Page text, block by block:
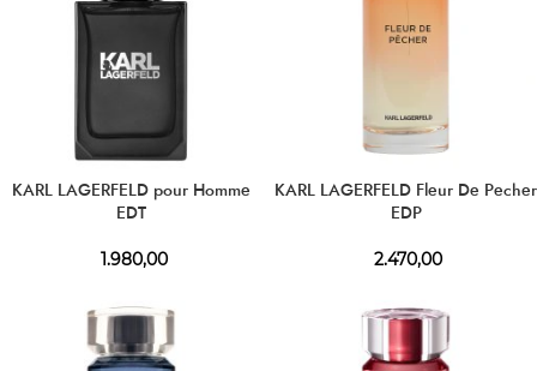
KARL LAGERFELD pour Homme
EDT
1.980,00
KARL LAGERFELD Fleur De Pecher
EDP
2.470,00